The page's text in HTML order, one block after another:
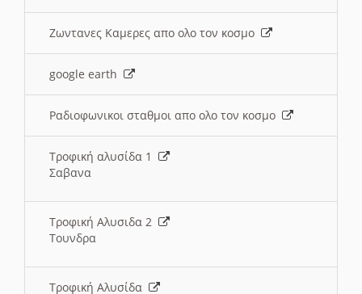
Ζωντανες Καμερες απο ολο τον κοσμο
google earth
Ραδιοφωνικοι σταθμοι απο ολο τον κοσμο
Τροφική αλυσίδα 1
Σαβανα
Τροφική Αλυσιδα 2
Τουνδρα
Τροφική Αλυσίδα